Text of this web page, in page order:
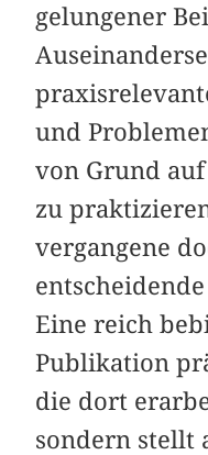
gelungener
und
von Grund
zu
vergangene
Eine reich
Publikation
die dort
sondern stellt